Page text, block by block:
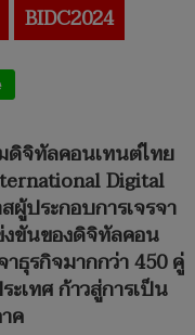
BIDC2024
ดิจิทัลคอนเทนต์ไทย
Digital
ผู้ประกอบการเจรจา
งขันของดิจิทัลคอน
าธุรกิจมากกว่า 450 คู่
ะเทศ ก้าวสู่การเป็น
ค